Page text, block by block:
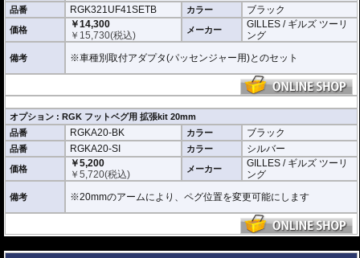
品番 RGK321UF41SETB カラー ブラック
価格
￥14,300
￥ 15,730(税込) メーカー
GILLES / ギルズ ツーリ
ング
備考 ※車種別取付アダプタ(パッセンジャー用)とのセット
オプション : RGK フットベグ用 拡張kit 20mm
品番
RGKA20-BK カラー ブラック
品番 RGKA20-SI カラー シルバー
価格
￥5,200
￥5,720(税込) メーカー
GILLES / ギルズ ツーリ
ング
備考 ※20mmのアームにより、ペグ位置を変更可能にします